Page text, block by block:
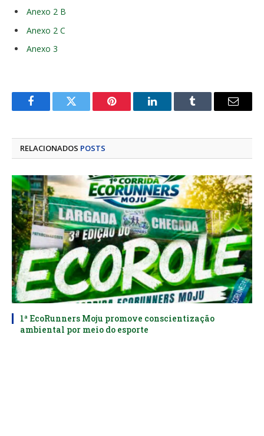
Anexo 2 B
Anexo 2 C
Anexo 3
FacebookTwitter Pinterest LinkedInTumblr
E-
RELACIONADOS POSTS
1ª EcoRunners Moju promove conscientização
ambiental por meio do esporte